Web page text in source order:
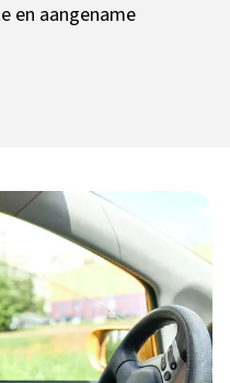
en aangename